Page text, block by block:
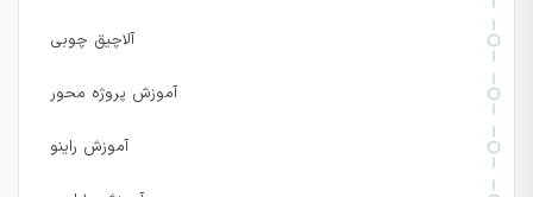
آلاچیق چوبی
آموزش پروژه محور
آموزش راینو